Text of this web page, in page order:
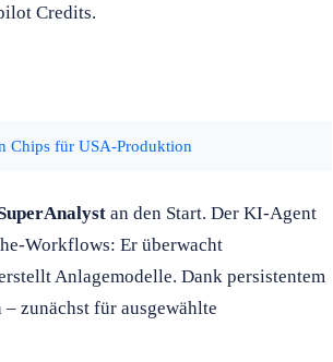
Credits.
Chips für USA-Produktion
an den Start. Der KI-Agent
Workflows: Er überwacht
Anlagemodelle. Dank persistentem
zunächst für ausgewählte